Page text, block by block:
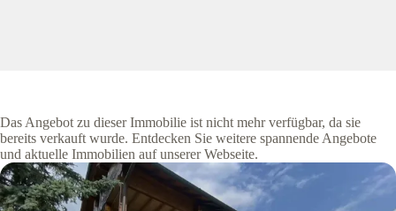
Das Angebot zu dieser Immobilie ist nicht mehr verfügbar, da sie
bereits verkauft wurde. Entdecken Sie weitere spannende Angebote
und aktuelle Immobilien auf unserer Webseite.